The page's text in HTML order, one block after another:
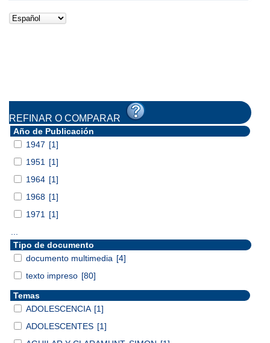
REFINAR O COMPARAR
Año de Publicación
1947 [1]
1951
[1]
1964 [1]
1968 [1]
1971
[1]
Tipo de documento
documento multimedia [4]
texto impreso [80]
Temas
ADOLESCENCIA [1]
ADOLESCENTES [1]